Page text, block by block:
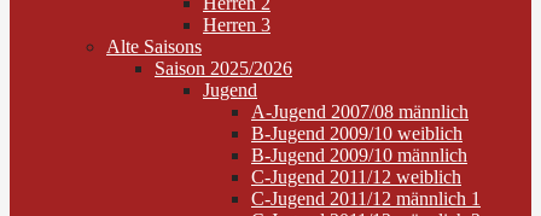
Herren 3
Alte Saisons
Saison 2025/2026
Jugend
A-Jugend 2007/08 männlich
B-Jugend 2009/10 weiblich
B-Jugend 2009/10 männlich
C-Jugend 2011/12 weiblich
C-Jugend 2011/12 männlich 1